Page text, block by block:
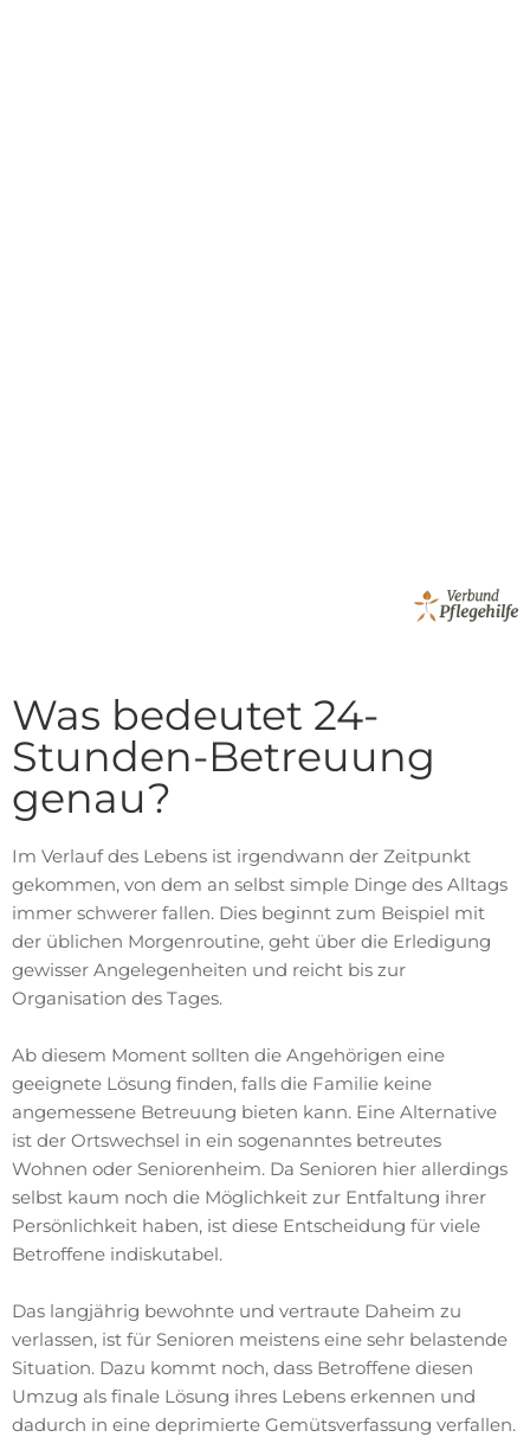
Was bedeutet 24-
Stunden-Betreuung
genau?
Im Verlauf des Lebens ist irgendwann der Zeitpunkt
gekommen, von dem an selbst simple Dinge des Alltags
immer schwerer fallen. Dies beginnt zum Beispiel mit
der üblichen Morgenroutine, geht über die Erledigung
gewisser Angelegenheiten und reicht bis zur
Organisation des Tages.
Ab diesem Moment sollten die Angehörigen eine
geeignete Lösung finden, falls die Familie keine
angemessene Betreuung bieten kann. Eine Alternative
ist der Ortswechsel in ein sogenanntes betreutes
Wohnen oder Seniorenheim. Da Senioren hier allerdings
selbst kaum noch die Möglichkeit zur Entfaltung ihrer
Persönlichkeit haben, ist diese Entscheidung für viele
Betroffene indiskutabel.
Das langjährig bewohnte und vertraute Daheim zu
verlassen, ist für Senioren meistens eine sehr belastende
Situation. Dazu kommt noch, dass Betroffene diesen
Umzug als finale Lösung ihres Lebens erkennen und
dadurch in eine deprimierte Gemütsverfassung verfallen.